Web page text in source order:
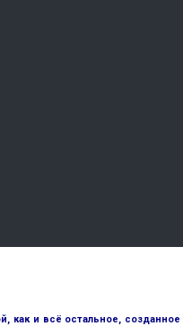
как и всё остальное,